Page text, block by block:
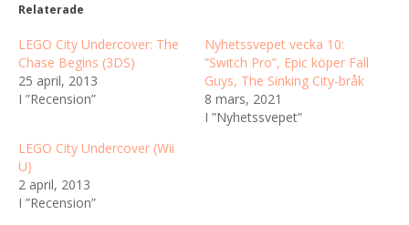
Relaterade
LEGO City Undercover: The
Chase Begins (3DS)
25 april, 2013
I ”Recension”
Nyhetssvepet vecka 10:
”Switch Pro”, Epic köper Fall
Guys, The Sinking City-bråk
8 mars, 2021
I ”Nyhetssvepet”
LEGO City Undercover (Wii
U)
2 april, 2013
I ”Recension”